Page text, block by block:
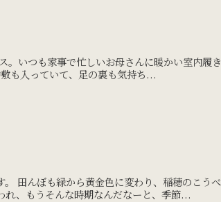
いつも家事で忙しいお母さんに暖かい室内履
も入っていて、足の裏も気持ち...
田んぼも緑から黄金色に変わり、稲穂のこう
れ、もうそんな時期なんだなーと、季節...